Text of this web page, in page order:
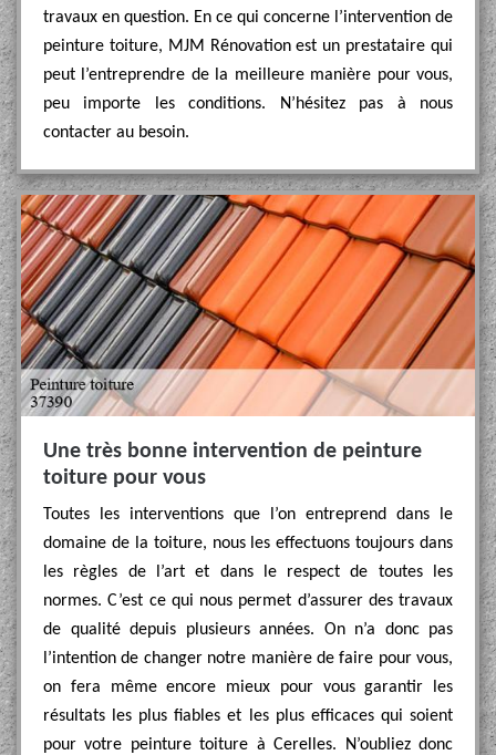
travaux en question. En ce qui concerne l’intervention de
peinture toiture, MJM Rénovation est un prestataire qui
peut l’entreprendre de la meilleure manière pour vous,
peu importe les conditions. N’hésitez pas à nous
contacter au besoin.
Une très bonne intervention de peinture
toiture pour vous
Toutes les interventions que l’on entreprend dans le
domaine de la toiture, nous les effectuons toujours dans
les règles de l’art et dans le respect de toutes les
normes. C’est ce qui nous permet d’assurer des travaux
de qualité depuis plusieurs années. On n’a donc pas
l’intention de changer notre manière de faire pour vous,
on fera même encore mieux pour vous garantir les
résultats les plus fiables et les plus efficaces qui soient
pour votre peinture toiture à Cerelles. N’oubliez donc